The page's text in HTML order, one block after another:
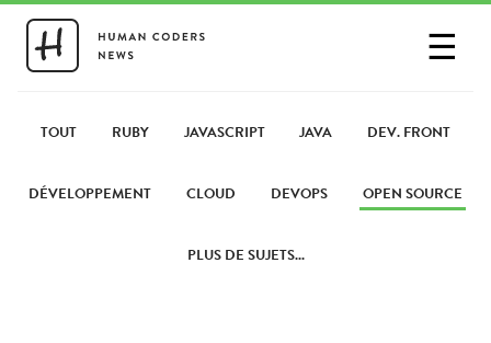
☰
PARTAGER UN LIEN
TOUT RUBY JAVASCRIPT JAVA DEV. FRONT
DÉVELOPPEMENT CLOUD DEVOPS OPEN SOURCE
PLUS DE SUJETS...